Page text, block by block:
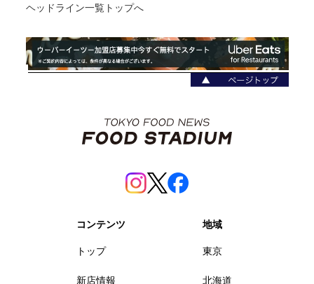
ヘッドライン一覧トップへ
コンテンツ
トップ
新店情報
地域
東京
北海道